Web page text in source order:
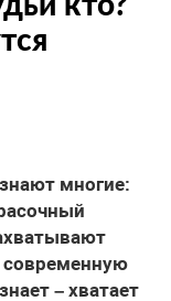
многие:
современную
– хватает